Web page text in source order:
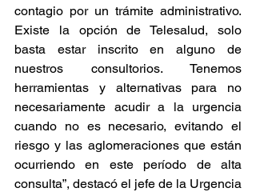
contagio por un trámite administrativo.
Existe la opción de Telesalud, solo
basta estar inscrito en alguno de
nuestros consultorios. Tenemos
herramientas y alternativas para no
necesariamente acudir a la urgencia
cuando no es necesario, evitando el
riesgo y las aglomeraciones que están
ocurriendo en este período de alta
consulta”, destacó el jefe de la Urgencia